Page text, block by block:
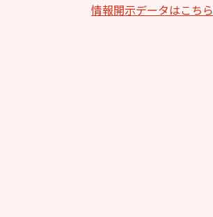
情報開⽰データはこちら